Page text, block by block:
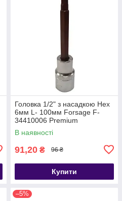
Головка 1/2" з насадкою Hex
6мм L- 100мм Forsage F-
34410006 Premium
В наявності
91,20 ₴ 96 ₴
Купити
–5%